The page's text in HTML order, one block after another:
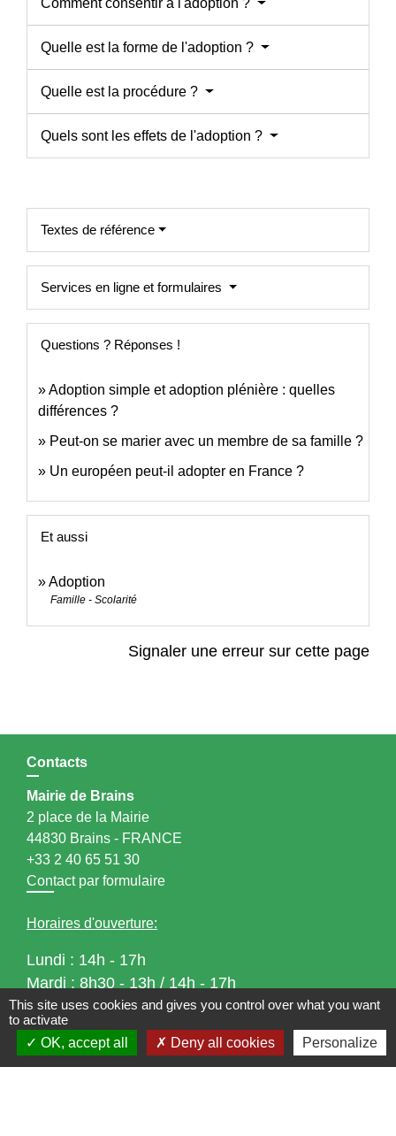
Comment consentir à l'adoption ?
Quelle est la forme de l'adoption ?
Quelle est la procédure ?
Quels sont les effets de l'adoption ?
Textes de référence
Services en ligne et formulaires
Questions ? Réponses !
Adoption simple et adoption plénière : quelles
différences ?
Peut-on se marier avec un membre de sa famille ?
Un européen peut-il adopter en France ?
Et aussi
Adoption
Famille - Scolarité
Signaler une erreur sur cette page
Contacts
Mairie de Brains
2 place de la Mairie
44830 Brains - FRANCE
+33 2 40 65 51 30
Contact par formulaire
Horaires d'ouverture:
Lundi : 14h - 17h
Mardi : 8h30 - 13h / 14h - 17h
Mercredi : 8h30 - 13h
Jeudi : 8h30 - 13h
Vendredi : 8h30 - 13h / 14h - 17h
This site uses cookies and gives you control over what you want
to activate
OK, accept all
Deny all cookies Personalize